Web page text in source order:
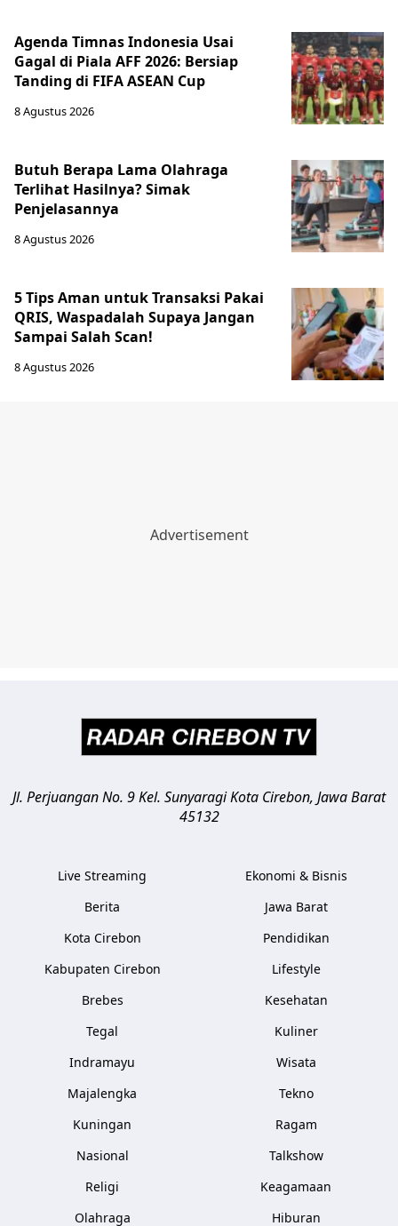
Agenda Timnas Indonesia Usai
Gagal di Piala AFF 2026: Bersiap
Tanding di FIFA ASEAN Cup
8 Agustus 2026
Butuh Berapa Lama Olahraga
Terlihat Hasilnya? Simak
Penjelasannya
8 Agustus 2026
5 Tips Aman untuk Transaksi Pakai
QRIS, Waspadalah Supaya Jangan
Sampai Salah Scan!
8 Agustus 2026
Jl. Perjuangan No. 9 Kel. SunyaragiKota Cirebon, Jawa Barat
45132
Live Streaming
Berita
Kota Cirebon
Kabupaten Cirebon
Brebes
Tegal
Indramayu
Majalengka
Kuningan
Nasional
Religi
Olahraga
Ekonomi & Bisnis
Jawa Barat
Pendidikan
Lifestyle
Kesehatan
Kuliner
Wisata
Tekno
Ragam
Talkshow
Keagamaan
Hiburan